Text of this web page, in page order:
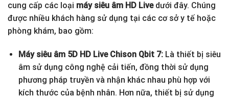
cung cấp các loại máy siêu âm HD Live dưới đây. Chúng
được nhiều khách hàng sử dụng tại các cơ sở y tế hoặc
phòng khám, bao gồm:
Máy siêu âm 5D HD Live Chison Qbit 7:Là thiết bị siêu
âm sử dụng công nghệ cải tiến, đồng thời sử dụng
phương pháp truyền và nhận khác nhau phù hợp với
kích thước của bệnh nhân. Hơn nữa, thiết bị sử dụng